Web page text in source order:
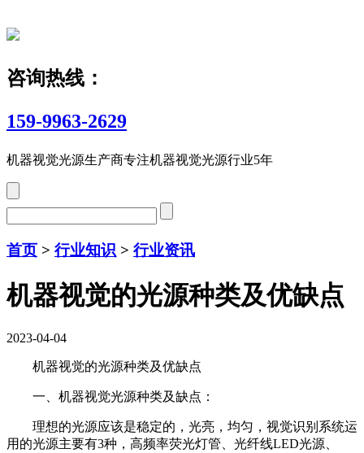
咨询热线：
159-9963-2629
机器视觉光源生产商专注机器视觉光源行业5年
首页 > 行业知识 > 行业资讯
机器视觉的光源种类及优缺点
2023-04-04
机器视觉的光源种类及优缺点
一、机器视觉光源种类及缺点：
理想的光源应该是稳定的，光亮，均匀，视觉识别系统运
用的光源主要有3种，高频率荧光灯管、光纤线LED光源、